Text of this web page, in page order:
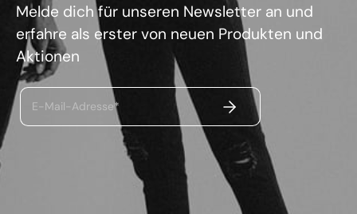
Melde dich für unseren Newsletter an und
erfahre als erster von neuen Produkten und
Aktionen
E-Mail-Adresse* ABSENDEN